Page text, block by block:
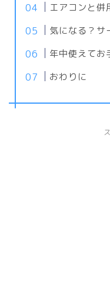
エアコンと併
気になる？サ
年中使えてお
おわりに